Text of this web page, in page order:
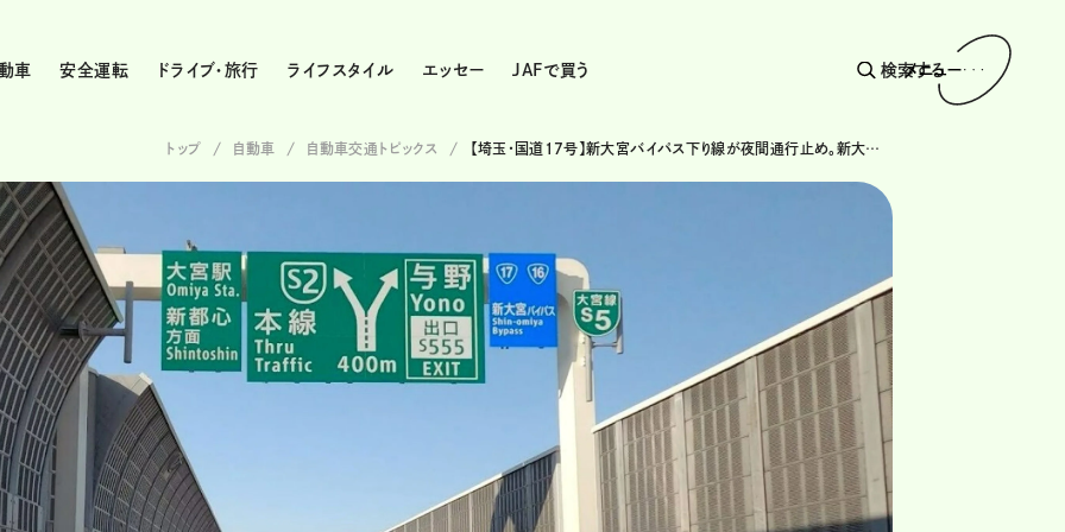
車 安全運転 ドライブ・旅行 ライフスタイル エッセー JAFで買う 検索する
メニュー
トップ 自動車 自動車交通トピックス 【埼玉・国道17号】新大宮バイパス下り線が夜間通行止め。新大宮上尾道路の橋梁架設工事で2025年11月29日に規制実施